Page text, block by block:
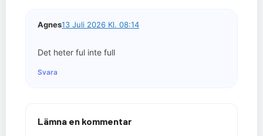
Agnes13 Juli 2026 Kl. 08:14
Det heter ful inte full
Svara
Lämna en kommentar